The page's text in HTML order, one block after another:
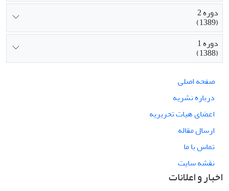
دوره 2
(1389)
دوره 1
(1388)
صفحه اصلی
درباره نشریه
اعضای هیات تحریریه
ارسال مقاله
تماس با ما
نقشه سایت
اخبار و اعلانات